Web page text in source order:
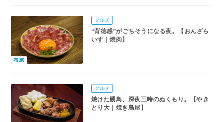
布施
グルメ
“背徳感”がごちそうになる夜。【おんざら
いす｜焼肉】
グルメ
焼けた親鳥、深夜三時のぬくもり。【やき
とり大｜焼き鳥屋】